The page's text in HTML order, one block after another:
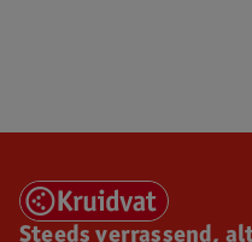
Steeds verrassend,